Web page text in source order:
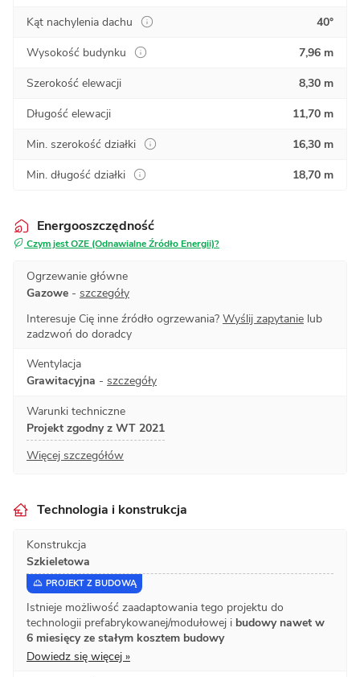
Kąt nachylenia dachu
40°
Wysokość budynku
7,96 m
Szerokość elewacji
8,30 m
Długość elewacji
11,70 m
Min. szerokość działki
16,30 m
Min. długość działki
18,70 m
Energooszczędność
Czym jest OZE (Odnawialne Źródło Energii)?
Ogrzewanie główne
Gazowe - szczegóły
Interesuje Cię inne źródło ogrzewania? Wyślij zapytanie lub
zadzwoń do doradcy
Wentylacja
Grawitacyjna - szczegóły
Warunki techniczne
Projekt zgodny z WT 2021
Więcej szczegółów
Technologia i konstrukcja
Konstrukcja
Szkieletowa
PROJEKT Z BUDOWĄ
Istnieje możliwość zaadaptowania tego projektu do
technologii prefabrykowanej/modułowej i budowy nawet w
6 miesięcy ze stałym kosztem budowy
Dowiedz się więcej »